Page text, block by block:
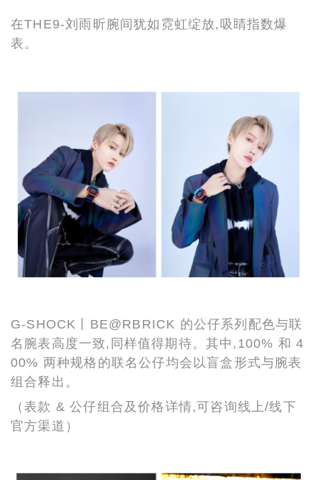
在THE9-刘雨昕腕间犹如霓虹绽放,吸睛指数爆
表。
G-SHOCK丨BE@RBRICK 的公仔系列配色与联
名腕表高度一致,同样值得期待。其中,100% 和 4
00% 两种规格的联名公仔均会以盲盒形式与腕表
组合释出。
（表款 & 公仔组合及价格详情,可咨询线上/线下
官方渠道）